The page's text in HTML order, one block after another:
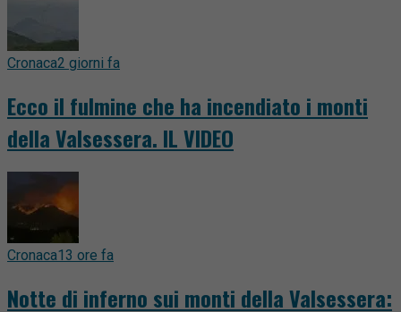
Cronaca2 giorni fa
Ecco il fulmine che ha incendiato i monti
della Valsessera. IL VIDEO
Cronaca13 ore fa
Notte di inferno sui monti della Valsessera: